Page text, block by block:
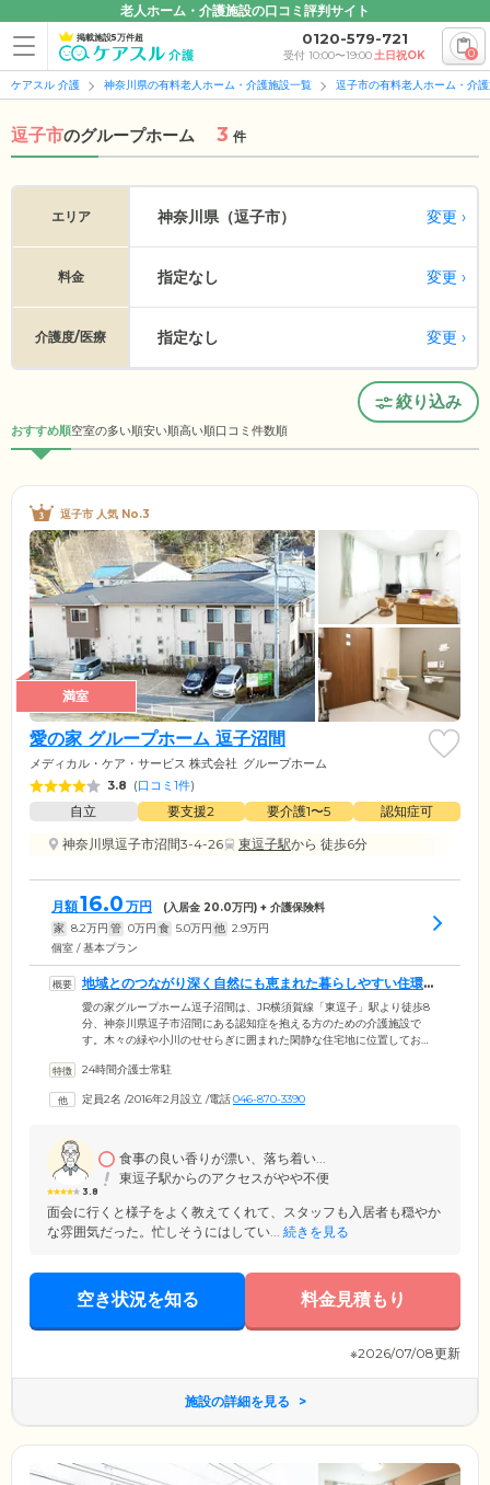
老人ホーム・介護施設の口コミ評判サイト
掲載施設5万件超 0120-579-721
受付 10:00〜19:00土日祝OK 0
ケアスル 介護 神奈川県の有料老人ホーム・介護施設一覧 逗子市の有料老人ホーム・介
逗子市のグループホーム 3 件
エリア 神奈川県（逗子市） 変更
料金 指定なし 変更
介護度/医療 指定なし 変更
絞り込み
おすすめ順空室の多い順安い順高い順口コミ件数順
逗子市 人気 No.3
満室
愛の家 グループホーム 逗子沼間
メディカル・ケア・サービス 株式会社 グループホーム
3.8 (口コミ1件)
自立 要支援2 要介護1〜5
認知症可
神奈川県逗子市沼間3-4-26
東逗子駅から 徒歩6分
月額16.0 万円 (入居金 20.0万円) + 介護保険料
家 8.2万円 管 0万円 食 5.0万円 他 2.9万円
個室 / 基本プラン
地域とのつながり深く自然にも恵まれた暮らしやすい住環境
です
愛の家グループホーム逗子沼間は、JR横須賀線「東逗子」駅より徒歩8
分、神奈川県逗子市沼間にある認知症を抱える方のための介護施設で
す。木々の緑や小川のせせらぎに囲まれた閑静な住宅地に位置してお
るのは、逗子市に住民票があり、医師から認知症と診断された要支援2以
ア専門のスタッフが手厚くサポートいたします。居室はおひとり用の個
24時間介護士常駐
定員2名 /2016年2月設立 /電話046-870-3390
3.8
食事の良い香りが漂い、落ち着い...
東逗子駅からのアクセスがやや不便
面会に行くと様子をよく教えてくれて、スタッフも入居者も穏やか
な雰囲気だった。忙しそうにはしてい... 続きを見る
空き状況を知る 料金見積もり
※2026/07/08更新
施設の詳細を見る